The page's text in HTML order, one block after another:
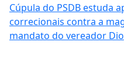
Cúpula do PSDB estuda
correcionais contra a
mandato do vereador